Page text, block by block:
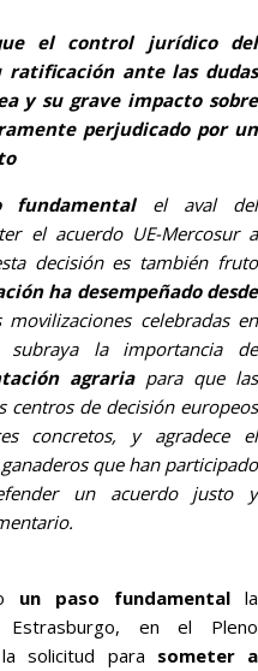
el control jurídico del
ratificación ante las dudas
y su grave impacto sobre
perjudicado por un
fundamentalel aval del
el acuerdo UE-Mercosur a
decisión es también fruto
ha desempeñado desde
celebradas en
subraya la importancia de
agrariapara que las
centros de decisión europeos
concretos, y agradece el
que han participado
un acuerdo justo y
un paso fundamentalla
Estrasburgo, en el Pleno
solicitud para someter a